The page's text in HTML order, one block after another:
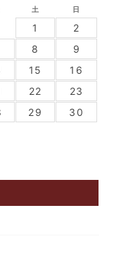
土 日
1
2
8
9
15
16
22
23
29
30